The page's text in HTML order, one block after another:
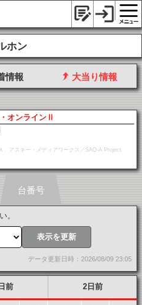
ホン
情報 大当り情報
オンラインⅡ
アスキー・メディアワークス／SAO-A Project
。
表示を更新
データ更新日時：2026/08/09 23:05
前 2日前
台番号